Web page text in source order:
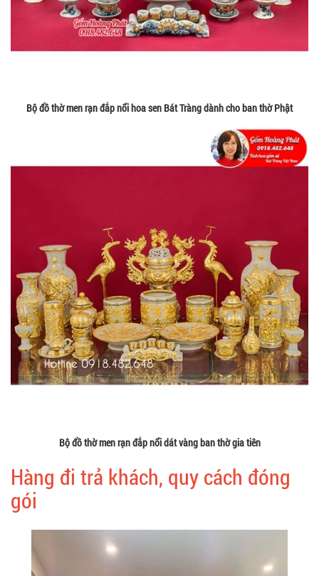
Bộ đồ thờ men rạn đắp nổi hoa sen Bát Tràng dành cho ban thờ Phật
Bộ đồ thờ men rạn đắp nổi dát vàng ban thờ gia tiên
Hàng đi trả khách, quy cách đóng
gói